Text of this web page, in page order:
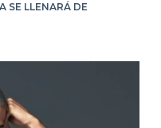
SE LLENARÁ DE